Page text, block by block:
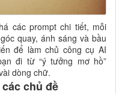
các prompt chi tiết, mỗi
quay, ánh sáng và bầu
để làm chủ công cụ AI
đi từ “ý tưởng mơ hồ”
dòng chữ.
chủ đề